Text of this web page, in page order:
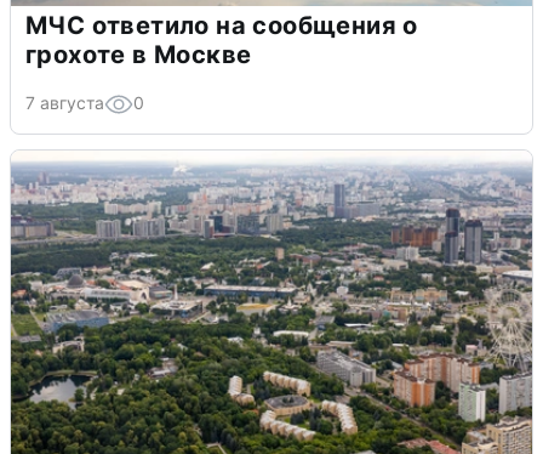
МЧС ответило на сообщения о
грохоте в Москве
7 августа 0